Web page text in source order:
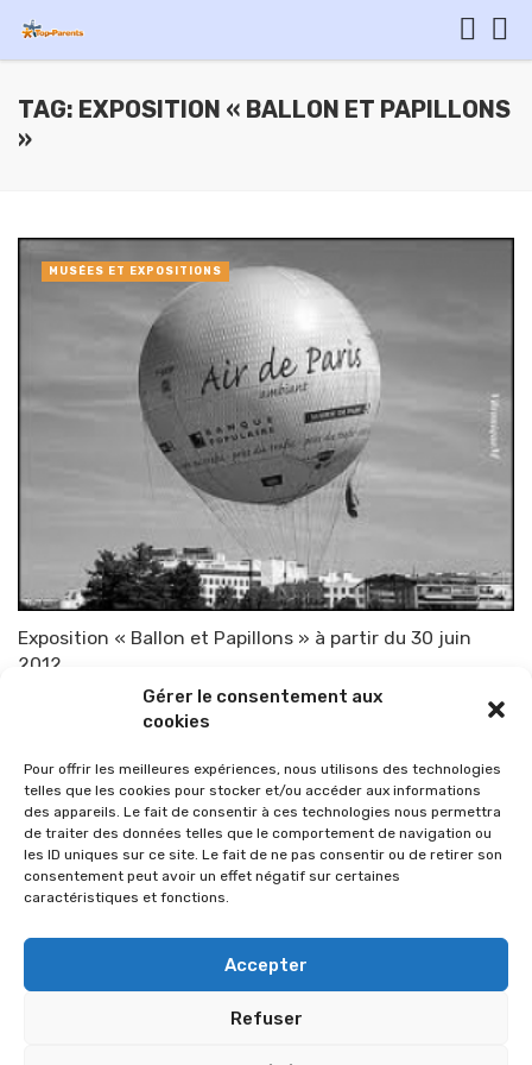
Gérer le consentement aux
cookies
Pour offrir les meilleures expériences, nous utilisons des technologies
telles que les cookies pour stocker et/ou accéder aux informations
des appareils. Le fait de consentir à ces technologies nous permettra
de traiter des données telles que le comportement de navigation ou
les ID uniques sur ce site. Le fait de ne pas consentir ou de retirer son
consentement peut avoir un effet négatif sur certaines
caractéristiques et fonctions.
Accepter
Refuser
TAG: EXPOSITION « BALLON ET PAPILLONS
»
Exposition « Ballon et Papillons » à partir du 30 juin
2012
TOP-PARENTS 20 juin 2012
MUSÉES ET EXPOSITIONS